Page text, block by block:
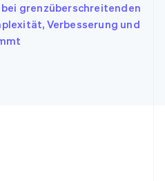
grenzüberschreitenden
Verbesserung und